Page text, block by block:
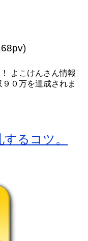
よこけんさん情報
０万を達成されま
るコツ。